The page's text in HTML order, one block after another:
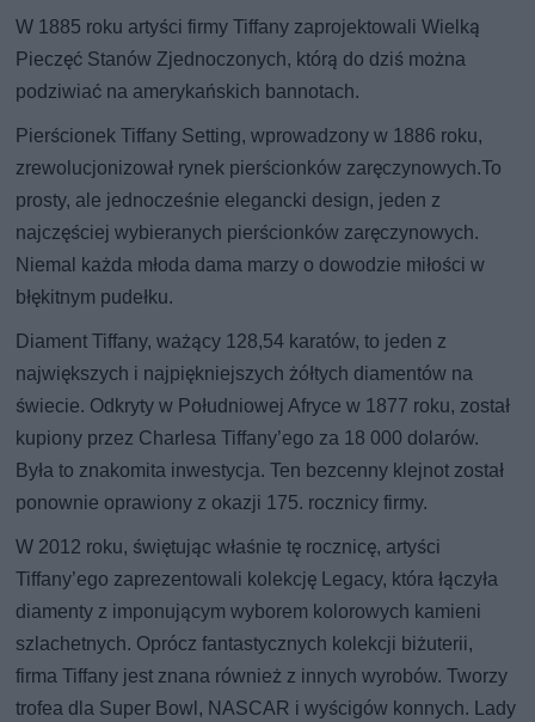
W 1885 roku artyści firmy Tiffany zaprojektowali Wielką
Pieczęć Stanów Zjednoczonych, którą do dziś można
podziwiać na amerykańskich bannotach.
Pierścionek Tiffany Setting, wprowadzony w 1886 roku,
zrewolucjonizował rynek pierścionków zaręczynowych.To
prosty, ale jednocześnie elegancki design, jeden z
najczęściej wybieranych pierścionków zaręczynowych.
Niemal każda młoda dama marzy o dowodzie miłości w
błękitnym pudełku.
Diament Tiffany, ważący 128,54 karatów, to jeden z
największych i najpiękniejszych żółtych diamentów na
świecie. Odkryty w Południowej Afryce w 1877 roku, został
kupiony przez Charlesa Tiffany’ego za 18 000 dolarów.
Była to znakomita inwestycja. Ten bezcenny klejnot został
ponownie oprawiony z okazji 175. rocznicy firmy.
W 2012 roku, świętując właśnie tę rocznicę, artyści
Tiffany’ego zaprezentowali kolekcję Legacy, która łączyła
diamenty z imponującym wyborem kolorowych kamieni
szlachetnych. Oprócz fantastycznych kolekcji biżuterii,
firma Tiffany jest znana również z innych wyrobów. Tworzy
trofea dla Super Bowl, NASCAR i wyścigów konnych. Lady